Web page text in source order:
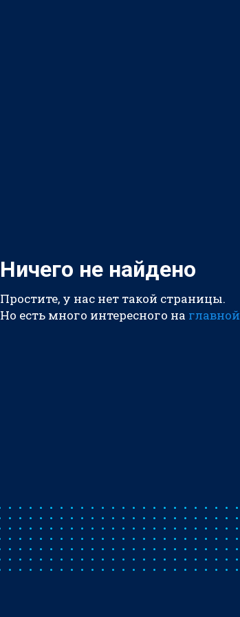
Ничего не найдено
Простите, у нас нет такой страницы.
Но есть много интересного на главной